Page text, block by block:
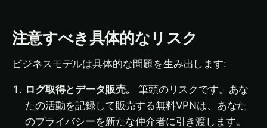
注意すべき具体的なリスク
ビジネスモデルは具体的な問題を生み出します:
ログ取得とデータ販売。
筆頭のリスクです。あな
たの活動を記録して販売する無料VPNは、あなた
のプライバシーを新たな仲介者に引き渡します。